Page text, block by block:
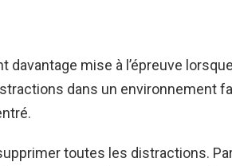
mise à l’épreuve
dans un environnement
toutes les distractions.